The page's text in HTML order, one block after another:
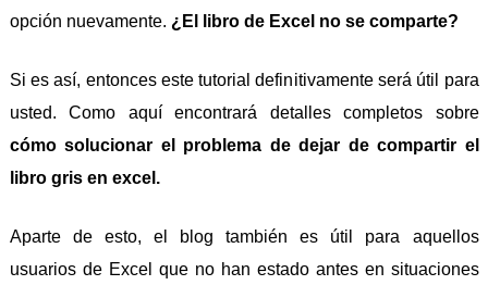
opción nuevamente. ¿El libro de Excel no se comparte?
Si es así, entonces este tutorial definitivamente será útil para
usted. Como aquí encontrará detalles completos sobre
cómo solucionar el problema de dejar de compartir el
libro gris en excel.
Aparte de esto, el blog también es útil para aquellos
usuarios de Excel que no han estado antes en situaciones